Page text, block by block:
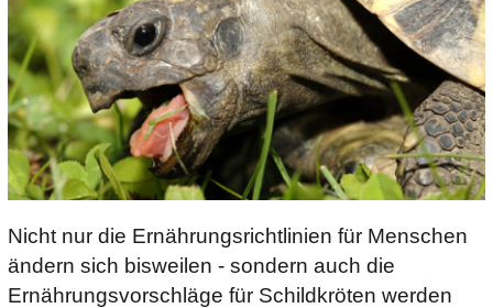
Nicht nur die Ernährungsrichtlinien für Menschen
ändern sich bisweilen - sondern auch die
Ernährungsvorschläge für Schildkröten werden
Nagetiere
Fische
Reptilien